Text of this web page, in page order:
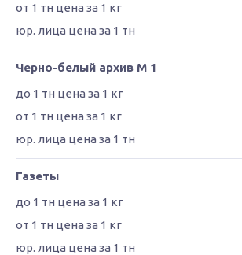
Черно-белый архив М 1
Газеты